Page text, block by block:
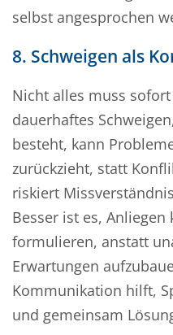
selbst angesprochen
8. Schweigen als
Nicht alles muss
dauerhaftes
besteht, kann
zurückzieht, statt
riskiert
Besser ist es,
formulieren, anstatt
Erwartungen
Kommunikation hilft,
und gemeinsam